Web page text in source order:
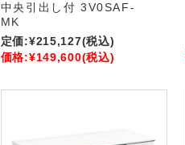
中央引出し付 3V0SAF-
MK
定価:¥215,127(税込)
価格:¥149,600(税込)